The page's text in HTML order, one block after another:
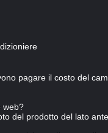
pagare il costo del
web?
del prodotto del lato